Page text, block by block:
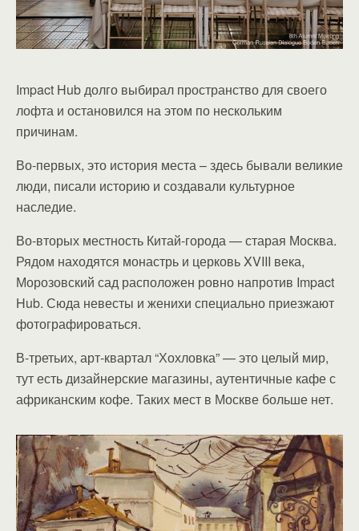
Impact Hub долго выбирал пространство для своего
лофта и остановился на этом по нескольким
причинам.
Во-первых, это история места – здесь бывали великие
люди, писали историю и создавали культурное
наследие.
Во-вторых местность Китай-города — старая Москва.
Рядом находятся монастрь и церковь XVIII века,
Морозовский сад расположен ровно напротив Impact
Hub. Сюда невесты и женихи специально приезжают
фотографироваться.
В-третьих, арт-квартал “Хохловка” — это целый мир,
тут есть дизайнерские магазины, аутентичные кафе с
африканским кофе. Таких мест в Москве больше нет.